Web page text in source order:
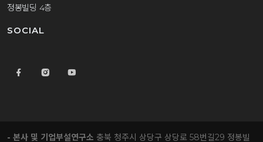
정봉빌딩 4층
SOCIAL
- 본사 및 기업부설연구소 충북 청주시 상당구 상당로 58번길29 정봉빌